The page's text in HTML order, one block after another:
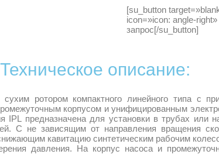
[su_button
icon=»icon: angle-
запрос[/su_button]
Техническое описание:
ротором компактного линейного типа с
корпусом и унифицированным
предназначена для установки в трубах или
С не зависящим от направления вращения
кавитацию синтетическим рабочим
давления. На корпус насоса и